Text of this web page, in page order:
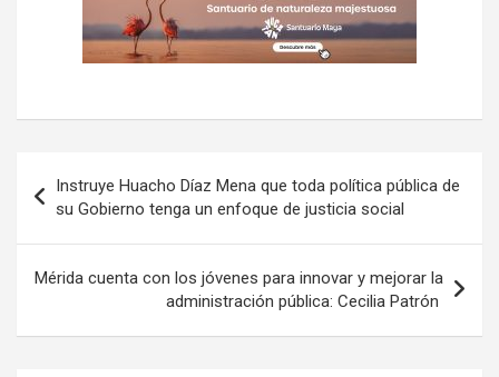
de
entradas
Instruye Huacho Díaz Mena que toda política pública de
su Gobierno tenga un enfoque de justicia social
Mérida cuenta con los jóvenes para innovar y mejorar la
administración pública: Cecilia Patrón